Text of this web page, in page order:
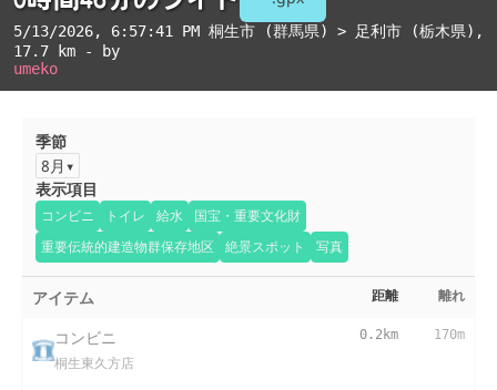
5/13/2026, 6:57:41 PM 桐生市 (群馬県) > 足利市 (栃木県) ,
17.7 km - by
umeko
季節
8月
表示項目
コンビニ トイレ 給水
国宝・重要文化財
重要伝統的建造物群保存地区
絶景スポット 写真
アイテム 距離 離れ
コンビニ
桐生東久方店
0.2km 170m